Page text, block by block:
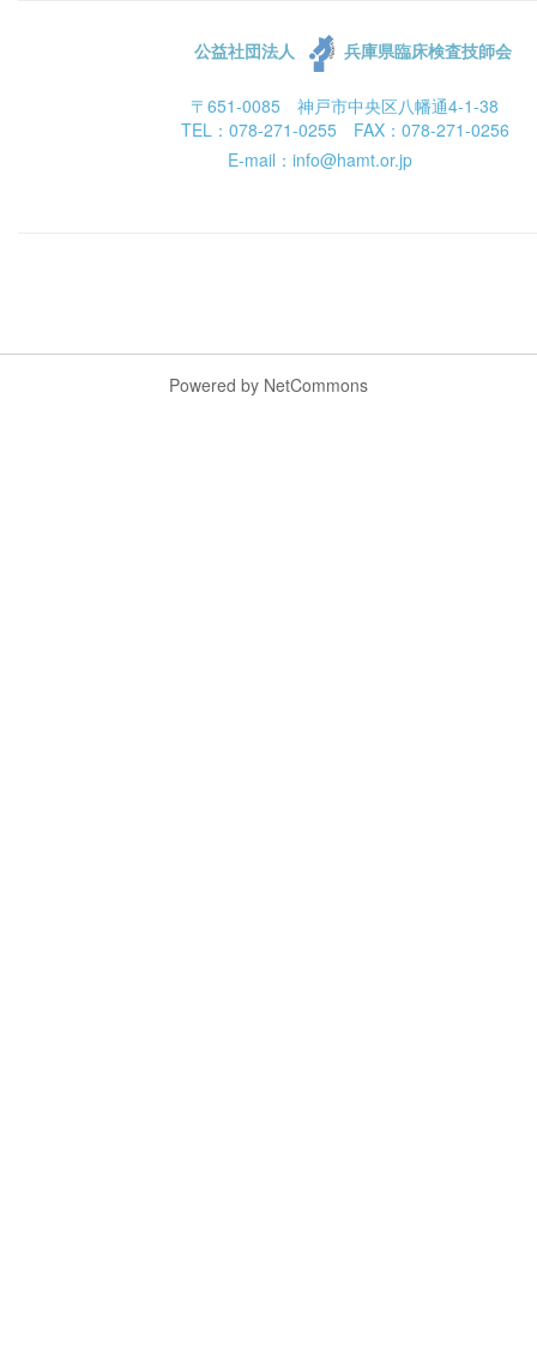
公益社団法人 兵庫県臨床検査技師会
〒651-0085 神戸市中央区八幡通4-1-38
TEL：078-271-0255 FAX：078-271-0256
E-mail：info@hamt.or.jp
Powered by NetCommons